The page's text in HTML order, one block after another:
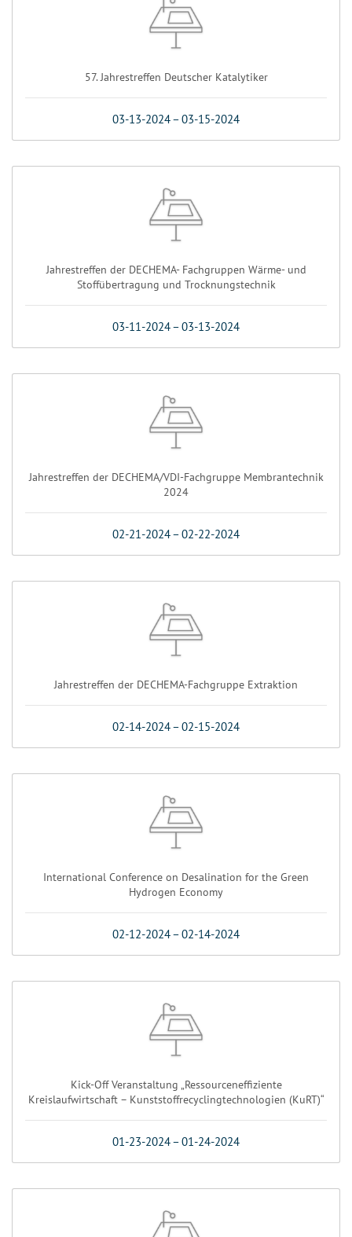
57. Jahrestreffen Deutscher Katalytiker
03-13-2024–03-15-2024
Jahrestreffen der DECHEMA- Fachgruppen Wärme- und
Stoffübertragung und Trocknungstechnik
03-11-2024–03-13-2024
Jahrestreffen der DECHEMA/VDI-Fachgruppe Membrantechnik
2024
02-21-2024–02-22-2024
Jahrestreffen der DECHEMA-Fachgruppe Extraktion
02-14-2024–02-15-2024
International Conference on Desalination for the Green
Hydrogen Economy
02-12-2024–02-14-2024
Kick-Off Veranstaltung „Ressourceneffiziente
Kreislaufwirtschaft – Kunststoffrecyclingtechnologien (KuRT)“
01-23-2024–01-24-2024